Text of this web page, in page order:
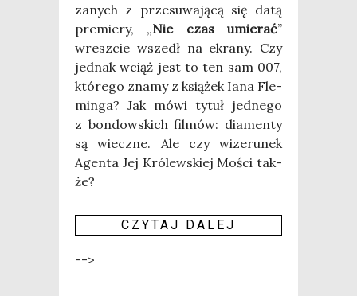
za­nych z prze­su­wa­ją­cą się datą
pre­mie­ry, „Nie czas umie­rać”
wresz­cie wszedł na ekra­ny. Czy
jed­nak wciąż jest to ten sam 007,
któ­re­go zna­my z ksią­żek Iana Fle­
min­ga? Jak mówi tytuł jed­ne­go
z bon­dow­skich fil­mów: dia­men­ty
są wiecz­ne. Ale czy wize­ru­nek
Agen­ta Jej Kró­lew­skiej Mości tak­
że?
CZY­TAJ DALEJ
-->